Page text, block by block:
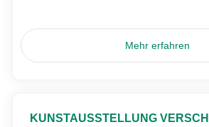
Mehr erfahren
KUNSTAUSSTELLUNG